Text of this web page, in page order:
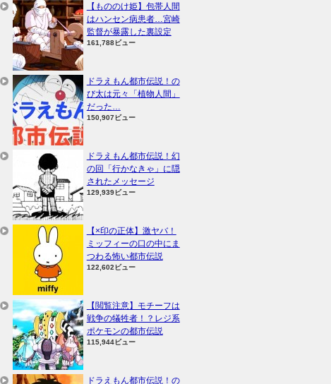
【もののけ姫】包帯人間
はハンセン病患者…宮崎
監督が暴露した裏設定
161,788ビュー
ドラえもん都市伝説！の
び太は元々「植物人間」
だった…
150,907ビュー
ドラえもん都市伝説！幻
の回「行かなきゃ」に隠
されたメッセージ
129,939ビュー
【×印の正体】激ヤバ！
ミッフィーの口の中にま
つわる怖い都市伝説
122,602ビュー
【閲覧注意】モチーフは
戦争の犠牲者！？レジ系
ポケモンの都市伝説
115,944ビュー
ドラえもん都市伝説！の